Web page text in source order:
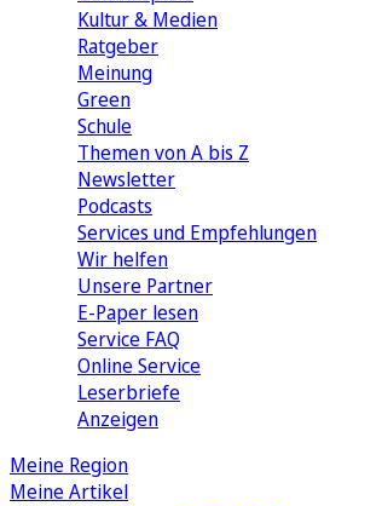
Kultur & Medien
Ratgeber
Meinung
Green
Schule
Themen von A bis Z
Newsletter
Podcasts
Services und Empfehlungen
Wir helfen
Unsere Partner
E-Paper lesen
Service FAQ
Online Service
Leserbriefe
Anzeigen
Meine Region
Meine Artikel